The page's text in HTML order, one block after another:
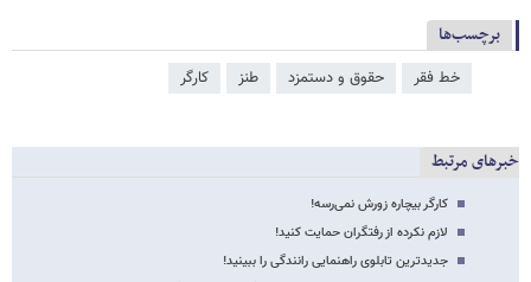
برچسب‌ها
خط فقر حقوق و دستمزد طنز کارگر
خبرهای مرتبط
کارگر بیچاره زورش نمی‌رسه!
لازم نکرده از رفتگران حمایت کنید!
جدیدترین تابلوی راهنمایی رانندگی را ببینید!